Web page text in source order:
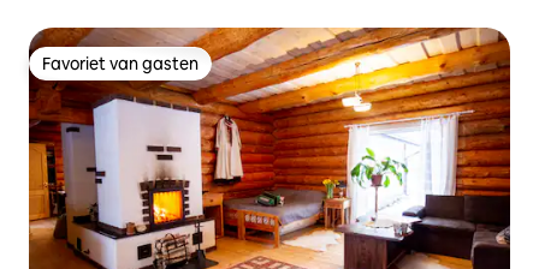
Favoriet van gasten
Favoriet van gasten